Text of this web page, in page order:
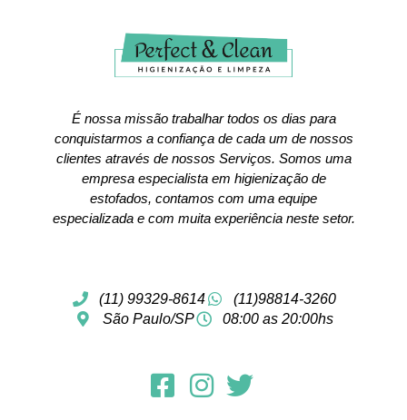
É nossa missão trabalhar todos os dias para
conquistarmos a confiança de cada um de nossos
clientes através de nossos Serviços. Somos uma
empresa especialista em higienização de
estofados, contamos com uma equipe
especializada e com muita experiência neste setor.
(11) 99329-8614
(11)98814-3260
São Paulo/SP
08:00 as 20:00hs